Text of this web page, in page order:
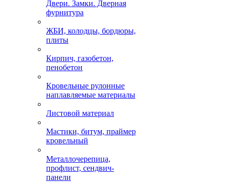
Двери. Замки. Дверная
фурнитура
ЖБИ, колодцы, бордюры,
плиты
Кирпич, газобетон,
пенобетон
Кровельные рулонные
наплавляемые материалы
Листовой материал
Мастики, битум, праймер
кровельный
Металлочерепица,
профлист, сендвич-
панели